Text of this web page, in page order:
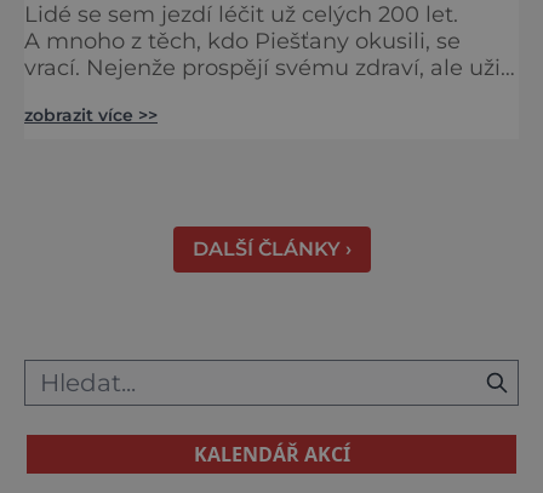
Lidé se sem jezdí léčit už celých 200 let.
A mnoho z těch, kdo Piešťany okusili, se
vrací. Nejenže prospějí svému zdraví, ale užijí
řekne slovenské lázně, Piešťany bývají první
zobrazit více >>
DALŠÍ ČLÁNKY ›
KALENDÁŘ AKCÍ